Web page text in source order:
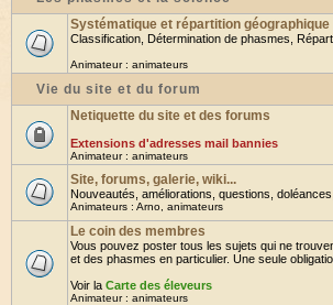
Systématique et répartition géographique
Classification, Détermination de phasmes,
Animateur : animateurs
Vie du site et du forum
Netiquette du site et des forums
Extensions d'adresses mail bannies
Animateur : animateurs
Site, forums, galerie, wiki...
Nouveautés, améliorations, questions,
Animateurs : Arno animateurs
Le coin des membres
Vous pouvez poster tous les sujets qui ne
et des phasmes en particulier. Une seule
Voir la Carte des éleveurs
Animateur : animateurs